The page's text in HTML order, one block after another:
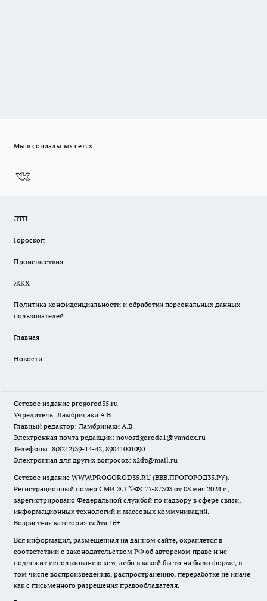
Мы в социальных сетях
ДТП
Гороскоп
Происшествия
ЖКХ
Политика конфиденциальности и обработки персональных данных
пользователей.
Главная
Новости
Сетевое издание progorod35.ru
Учредитель: Ламбринаки А.В.
Главный редактор: Ламбринаки А.В.
Электронная почта редакции: novostigoroda1@yandex.ru
Телефоны: 8(8212)39-14-42, 89041001090
Электронная для других вопросов: x2dt@mail.ru
Сетевое издание WWW.PROGOROD35.RU (ВВВ.ПРОГОРОД35.РУ).
Регистрационный номер СМИ ЭЛ №ФС77-87303 от 08 мая 2024 г.,
зарегистрировано Федеральной службой по надзору в сфере связи,
информационных технологий и массовых коммуникаций.
Возрастная категория сайта 16+.
Вся информация, размещенная на данном сайте, охраняется в
соответствии с законодательством РФ об авторском праве и не
подлежит использованию кем-либо в какой бы то ни было форме, в
том числе воспроизведению, распространению, переработке не иначе
как с письменного разрешения правообладателя.